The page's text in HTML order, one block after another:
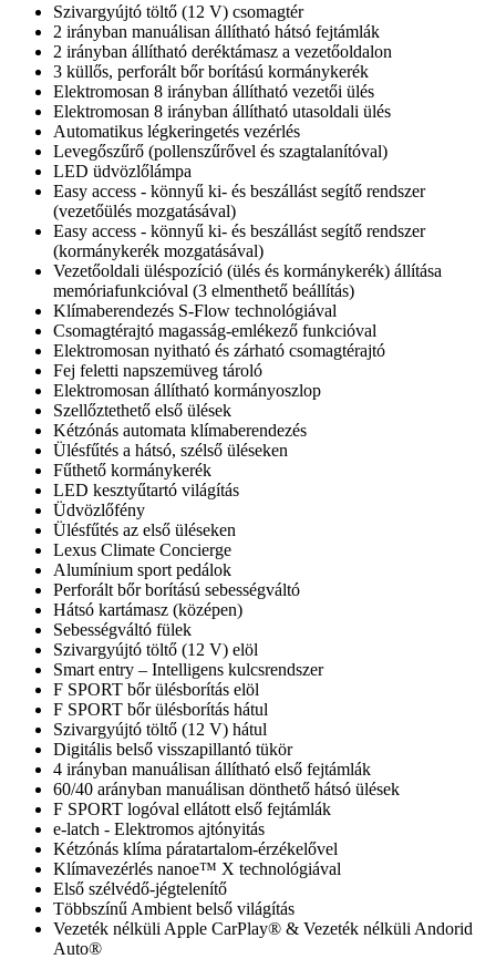
Szivargyújtó töltő (12 V) csomagtér
2 irányban manuálisan állítható hátsó fejtámlák
2 irányban állítható deréktámasz a vezetőoldalon
3 küllős, perforált bőr borítású kormánykerék
Elektromosan 8 irányban állítható vezetői ülés
Elektromosan 8 irányban állítható utasoldali ülés
Automatikus légkeringetés vezérlés
Levegőszűrő (pollenszűrővel és szagtalanítóval)
LED üdvözlőlámpa
Easy access - könnyű ki- és beszállást segítő rendszer
(vezetőülés mozgatásával)
Easy access - könnyű ki- és beszállást segítő rendszer
(kormánykerék mozgatásával)
Vezetőoldali üléspozíció (ülés és kormánykerék) állítása
memóriafunkcióval (3 elmenthető beállítás)
Klímaberendezés S-Flow technológiával
Csomagtérajtó magasság-emlékező funkcióval
Elektromosan nyitható és zárható csomagtérajtó
Fej feletti napszemüveg tároló
Elektromosan állítható kormányoszlop
Szellőztethető első ülések
Kétzónás automata klímaberendezés
Ülésfűtés a hátsó, szélső üléseken
Fűthető kormánykerék
LED kesztyűtartó világítás
Üdvözlőfény
Ülésfűtés az első üléseken
Lexus Climate Concierge
Alumínium sport pedálok
Perforált bőr borítású sebességváltó
Hátsó kartámasz (középen)
Sebességváltó fülek
Szivargyújtó töltő (12 V) elöl
Smart entry – Intelligens kulcsrendszer
F SPORT bőr ülésborítás elöl
F SPORT bőr ülésborítás hátul
Szivargyújtó töltő (12 V) hátul
Digitális belső visszapillantó tükör
4 irányban manuálisan állítható első fejtámlák
60/40 arányban manuálisan dönthető hátsó ülések
F SPORT logóval ellátott első fejtámlák
e-latch - Elektromos ajtónyitás
Kétzónás klíma páratartalom-érzékelővel
Klímavezérlés nanoe™ X technológiával
Első szélvédő-jégtelenítő
Többszínű Ambient belső világítás
Vezeték nélküli Apple CarPlay® & Vezeték nélküli Andorid
Auto®